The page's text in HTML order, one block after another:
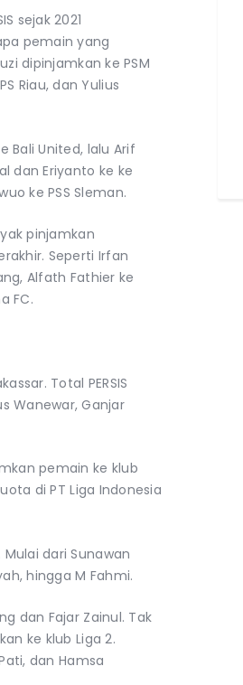
sejak 2021
pemain yang
dipinjamkan ke PSM
Riau, dan Yulius
Bali United, lalu Arif
dan Eriyanto ke ke
ke PSS Sleman.
pinjamkan
Seperti Irfan
Alfath Fathier ke
FC.
Total PERSIS
Wanewar, Ganjar
pemain ke klub
di PT Liga Indonesia
dari Sunawan
hingga M Fahmi.
dan Fajar Zainul. Tak
ke klub Liga 2.
dan Hamsa